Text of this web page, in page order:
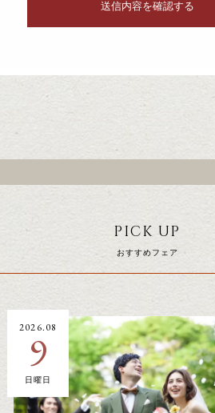
PICK UP
おすすめフェア
2026.08
9
日曜日